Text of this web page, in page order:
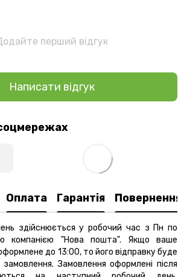
перший відгук
Написати відгук
Оплата Гарантія Повернення
здійснюється у робочий час з Пн по
компанією "Нова пошта". Якщо ваше
до 13:00, то його відправку буде
Замовлення оформлені після